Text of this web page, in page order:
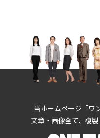
当ホームページ「ワ
文章・画像全て、複製